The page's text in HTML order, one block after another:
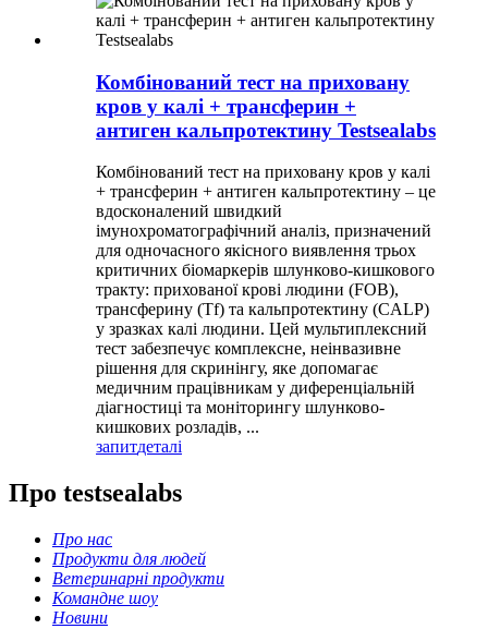
Комбінований тест на приховану
кров у калі + трансферин +
антиген кальпротектину Testsealabs
Комбінований тест на приховану кров у калі
+ трансферин + антиген кальпротектину – це
вдосконалений швидкий
імунохроматографічний аналіз, призначений
для одночасного якісного виявлення трьох
критичних біомаркерів шлунково-кишкового
тракту: прихованої крові людини (FOB),
трансферину (Tf) та кальпротектину (CALP)
у зразках калі людини. Цей мультиплексний
тест забезпечує комплексне, неінвазивне
рішення для скринінгу, яке допомагає
медичним працівникам у диференціальній
діагностиці та моніторингу шлунково-
кишкових розладів, ...
запитдеталі
Про testsealabs
Про нас
Продукти для людей
Ветеринарні продукти
Командне шоу
Новини